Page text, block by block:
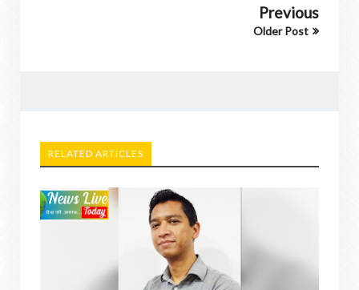
Previous
Older Post
RELATED ARTICLES